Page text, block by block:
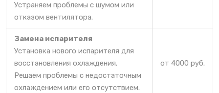
Устраняем проблемы с шумом или
отказом вентилятора.
Замена испарителя
Установка нового испарителя для
восстановления охлаждения.
Решаем проблемы с недостаточным
охлаждением или его отсутствием.
от 4000 руб.